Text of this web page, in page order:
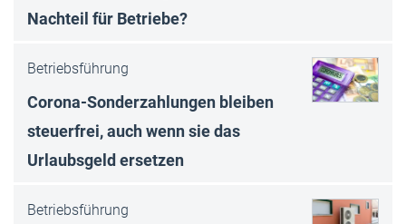
Nachteil für Betriebe?
Betriebsführung
Corona-Sonderzahlungen bleiben
steuerfrei, auch wenn sie das
Urlaubsgeld ersetzen
Betriebsführung